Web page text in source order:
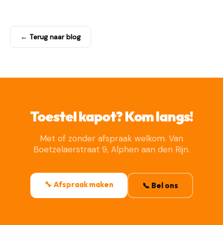
← Terug naar blog
Toestel kapot? Kom langs!
Met of zonder afspraak welkom. Van
Boetzelaerstraat 9, Alphen aan den Rijn.
🔧 Afspraak maken 📞 Bel ons